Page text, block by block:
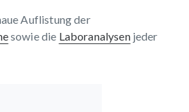
Auflistung der
sowie die Laboranalysenjeder